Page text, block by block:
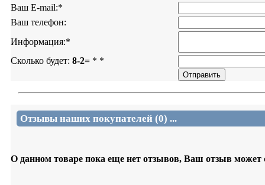
Ваш E-mail:*
Ваш телефон:
Информация:*
Сколько будет: 8-2= * *
Отзывы наших покупателей (0) ...
О данном товаре пока еще нет отзывов, Ваш отзыв может